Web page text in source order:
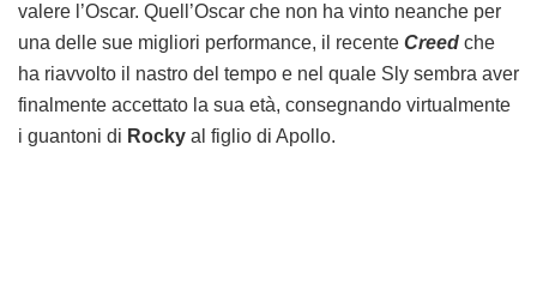
valere l’Oscar. Quell’Oscar che non ha vinto neanche per
una delle sue migliori performance, il recente Creed che
ha riavvolto il nastro del tempo e nel quale Sly sembra aver
finalmente accettato la sua età, consegnando virtualmente
i guantoni di Rocky al figlio di Apollo.